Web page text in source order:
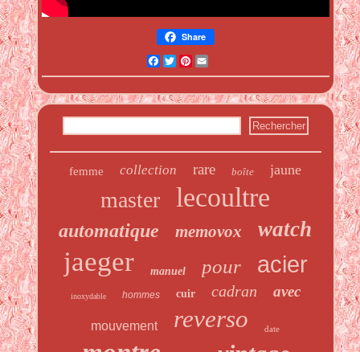
Share
Facebook
Twitter
Pinterest
Email
femme collection rare boîte jaune
master lecoultre
automatique memovox watch
jaeger manuel pour acier
inoxydable hommes cuir cadran avec
mouvement reverso date